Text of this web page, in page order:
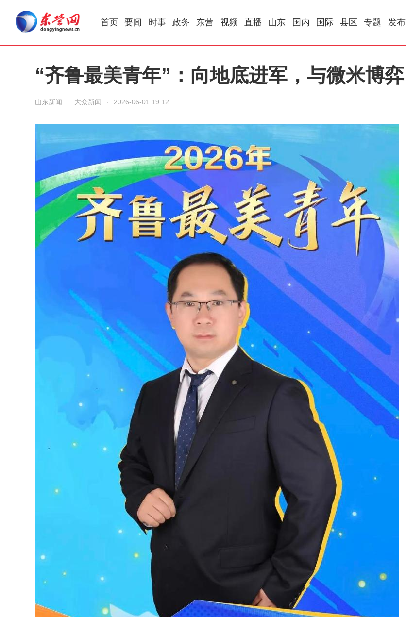
首页 要闻 时事 政务 东营 视频 直播 山东 国内 国际 县区 专题 发布
“齐鲁最美青年”：向地底进军，与微米博弈
山东新闻 · 大众新闻 · 2026-06-01 19:12